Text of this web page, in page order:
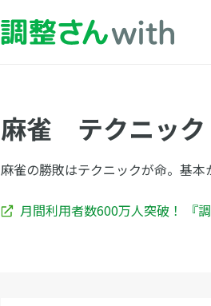
麻雀 テクニック
麻雀の勝敗はテクニックが命。基
月間利用者数600万人突破！ 『